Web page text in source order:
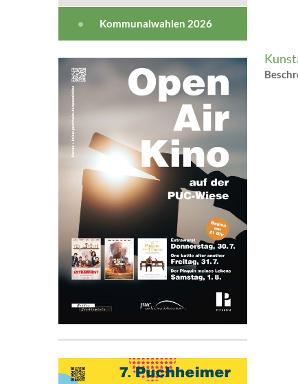
Kommunalwahlen 2026